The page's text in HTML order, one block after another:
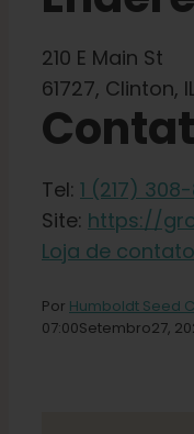
Contato
Loja
Português
Procurar
210 E Main St
61727, Clinton,
Tel: 1 (217) 308-
Site: https://
Loja de contato
Por Humboldt Seed
07:00Setembro27,